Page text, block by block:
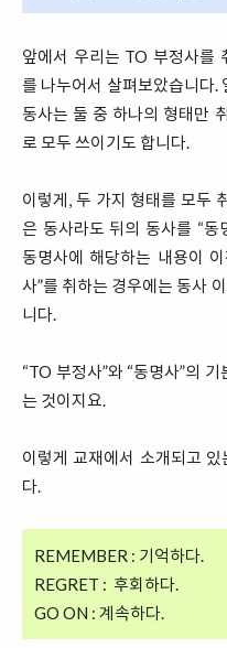
앞에서 우리는 TO 부정사를
를 나누어서 살펴보았습니다.
동사는 둘 중 하나의 형태만
로 모두 쓰이기도 합니다.
이렇게, 두 가지 형태를 모두
은 동사라도 뒤의 동사를 “동
동명사에 해당하는 내용이
사”를 취하는 경우에는 동사
니다.
“TO 부정사”와 “동명사”의
는 것이지요.
이렇게 교재에서 소개되고
다.
REMEMBER : 기억하다.
REGRET : 후회하다.
GO ON : 계속하다.